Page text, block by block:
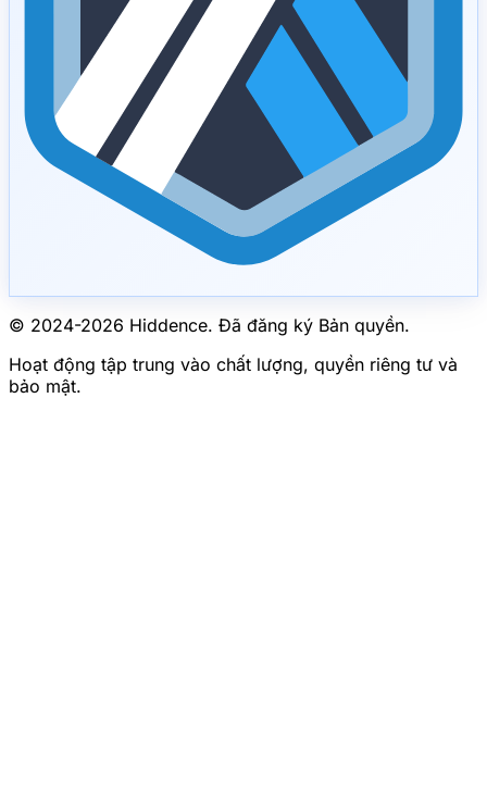
© 2024-2026 Hiddence. Đã đăng ký Bản quyền.
Hoạt động tập trung vào chất lượng, quyền riêng tư và
bảo mật.